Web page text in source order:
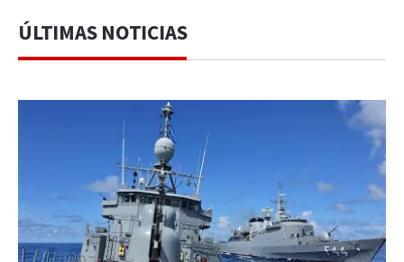
ÚLTIMAS NOTICIAS